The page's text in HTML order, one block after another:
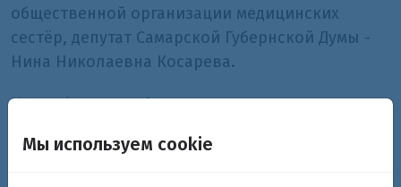
общественной организации медицинских
сестёр, депутат Самарской Губернской Думы -
Нина Николаевна Косарева.
На конференции были представлены
Мы используем cookie